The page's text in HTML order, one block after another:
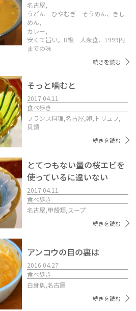
名古屋,
うどん ひやむぎ そうめん、きし
めん,
カレー,
安くて旨い。B級 大衆食、1999円
までの味
続きを読む
そっと噛むと
2017.04.11
食べ歩き
フランス料理,名古屋,卵, トリュフ,
貝類
続きを読む
とてつもない量の桜エビを
使っているに違いない
2017.04.11
食べ歩き
名古屋,甲殻類,スープ
続きを読む
アンコウの目の裏は
2016.04.27
食べ歩き
白身魚,名古屋
続きを読む